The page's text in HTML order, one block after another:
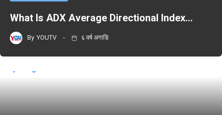
What Is ADX Average Directional Index…
By YOUTV ६ वर्ष अगाडि